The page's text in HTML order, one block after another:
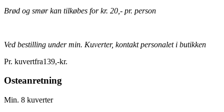
Brød og smør kan tilkøbes for kr. 20,- pr. person
Ved bestilling under min. Kuverter, kontakt personalet i butikken
Pr. kuvertfra139,-kr.
Osteanretning
Min. 8 kuverter